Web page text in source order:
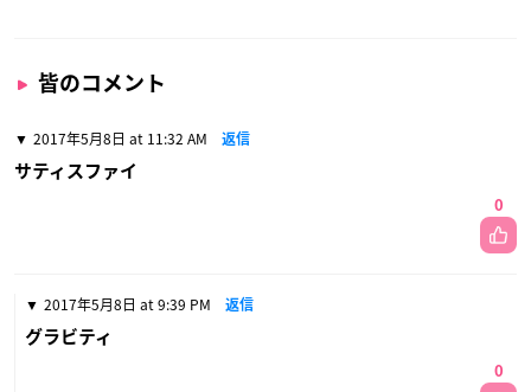
皆のコメント
2017年5月8日 at 11:32 AM 返信
サティスファイ
0
2017年5月8日 at 9:39 PM 返信
グラビティ
0